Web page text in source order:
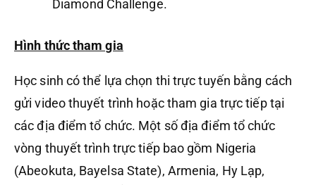
Diamond Challenge.
Hình thức tham gia
Học sinh có thể lựa chọn thi trực tuyến bằng cách
gửi video thuyết trình hoặc tham gia trực tiếp tại
các địa điểm tổ chức. Một số địa điểm tổ chức
vòng thuyết trình trực tiếp bao gồm Nigeria
(Abeokuta, Bayelsa State), Armenia, Hy Lạp,